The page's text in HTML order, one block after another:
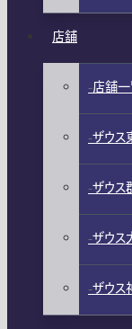
店舗
店舗
ザウス
ザウス
ザウス
ザウス